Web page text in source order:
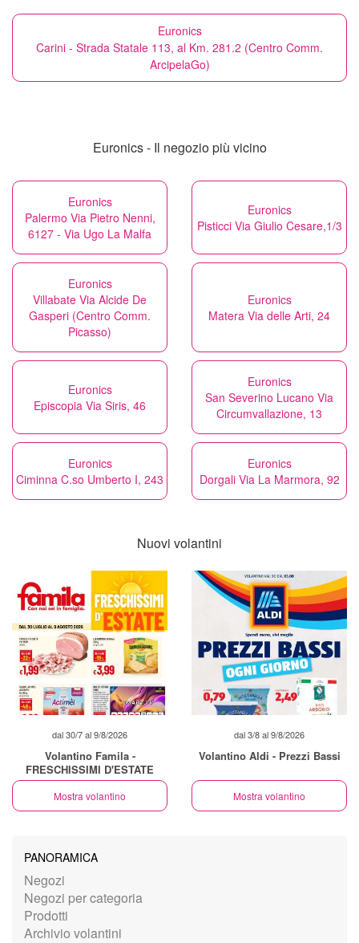
Euronics
Carini - Strada Statale 113, al Km. 281.2 (Centro Comm.
ArcipelaGo)
Euronics - Il negozio più vicino
Euronics
Palermo Via Pietro Nenni,
6127 - Via Ugo La Malfa
Euronics
Pisticci Via Giulio Cesare,1/3
Euronics
Villabate Via Alcide De
Gasperi (Centro Comm.
Picasso)
Euronics
Matera Via delle Arti, 24
Euronics
Episcopia Via Siris, 46
Euronics
San Severino Lucano Via
Circumvallazione, 13
Euronics
Ciminna C.so Umberto I, 243
Euronics
Dorgali Via La Marmora, 92
Nuovi volantini
dal 30/7 al 9/8/2026
Volantino Famila -
FRESCHISSIMI D'ESTATE
Mostra volantino
dal 3/8 al 9/8/2026
Volantino Aldi - Prezzi Bassi
Mostra volantino
PANORAMICA
Negozi
Negozi per categoria
Prodotti
Archivio volantini